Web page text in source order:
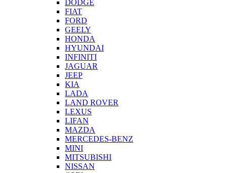
DODGE
FIAT
FORD
GEELY
HONDA
HYUNDAI
INFINITI
JAGUAR
JEEP
KIA
LADA
LAND ROVER
LEXUS
LIFAN
MAZDA
MERCEDES-BENZ
MINI
MITSUBISHI
NISSAN